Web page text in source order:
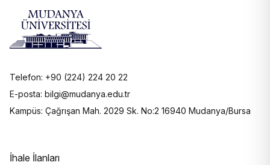
Telefon: +90 (224) 224 20 22
E-posta: bilgi@mudanya.edu.tr
Kampüs: Çağrışan Mah. 2029 Sk. No:2 16940 Mudanya/Bursa
İhale İlanları